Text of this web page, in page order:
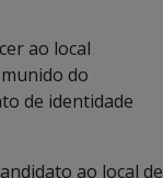
ao local
do
de identidade
ao local de